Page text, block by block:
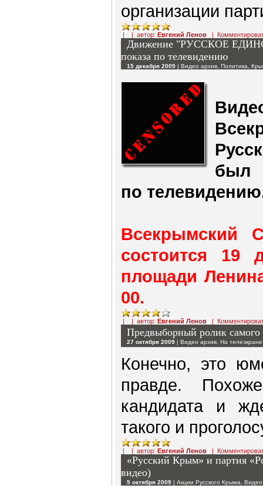
организации
| | автор: Евгений Ленов |
Движение "РУССКОЕ
показа по телевидению
15 декабря 2009 | Видео архив Политика
был
по
Всекрымский
состоится 19
площади
00.
| | автор: Евгений Ленов |
Предвыборный ролик самого
27 октября 2009 | Видео архив На телеэкране
Конечно, это
правде.
кандидата и
такого и
| | автор: Евгений Ленов |
«Русский Крым» и партия
видео)
5 октября 2009 | Акции Русского Крыма Видео